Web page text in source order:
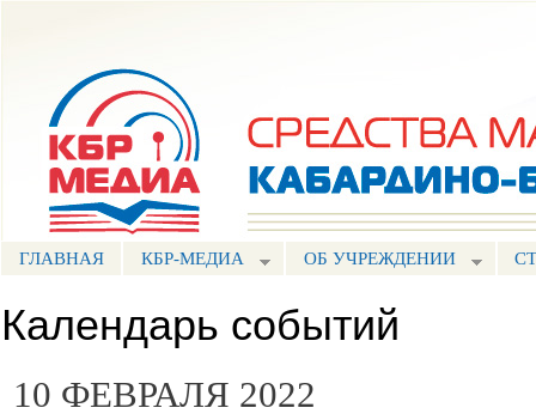
ГЛАВНАЯ КБР-МЕДИА ОБ УЧРЕЖДЕНИИ
Календарь событий
10 ФЕВРАЛЯ 2022